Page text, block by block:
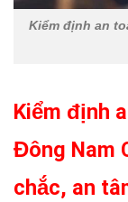
Kiểm định an
Kiểm định
Đông Nam
chắc, an